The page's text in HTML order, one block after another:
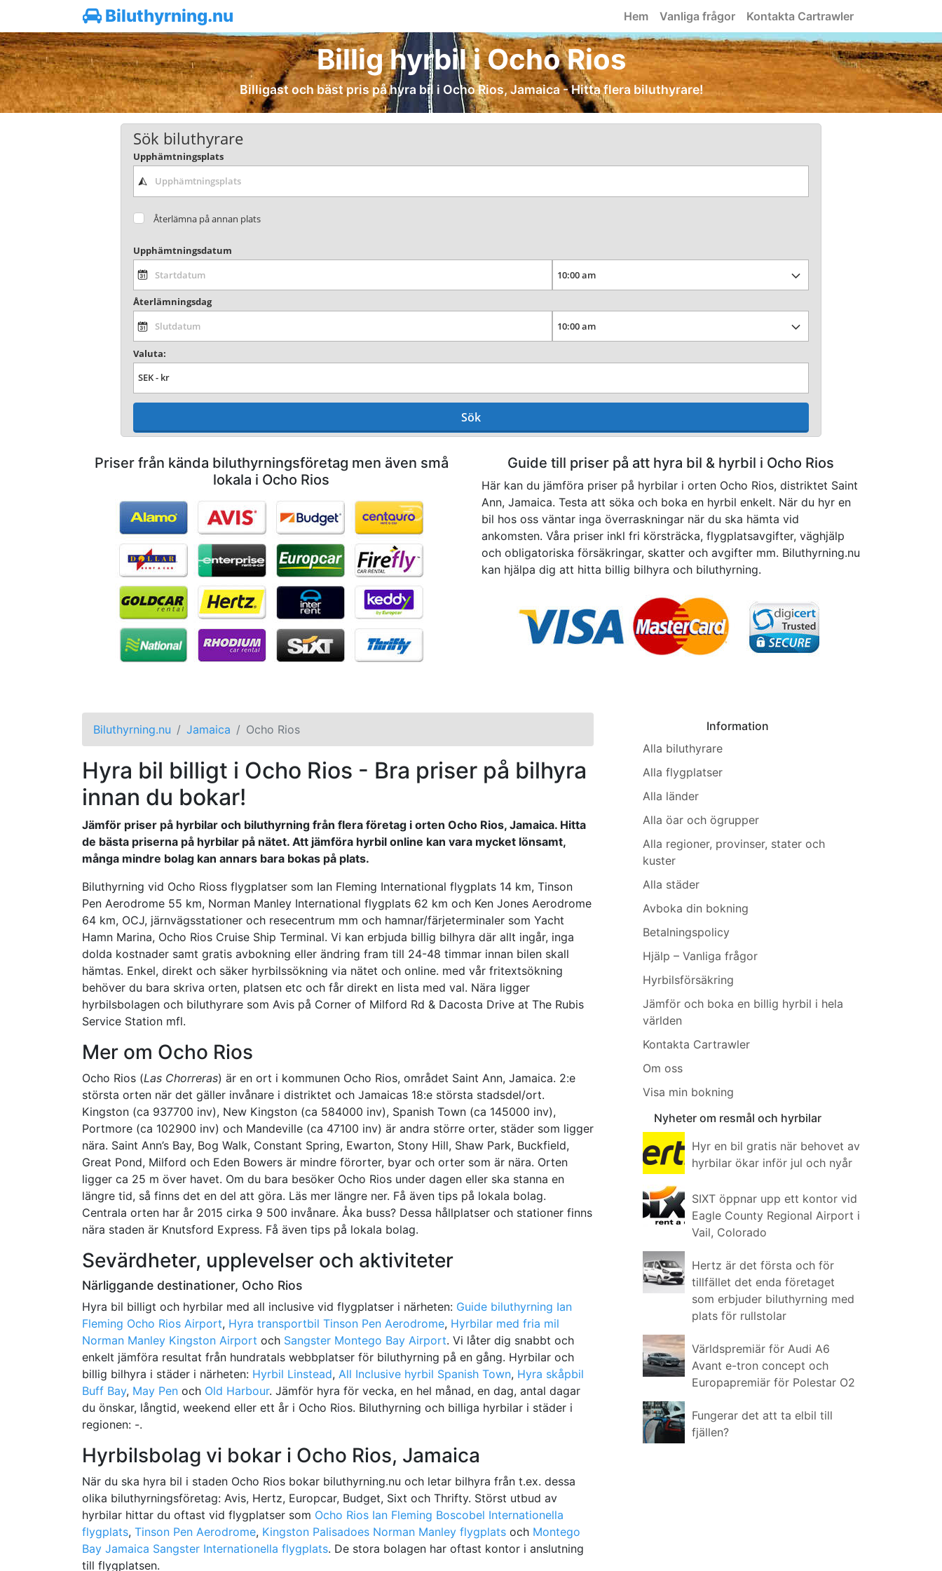
Biluthyrning.nu Hem Vanliga frågor Kontakta Cartrawler
Billig hyrbil i Ocho Rios
Billigast och bäst pris på hyra bil i Ocho Rios, Jamaica - Hitta flera biluthyrare!
Sök biluthyrare
Upphämtningsplats
Återlämna på annan plats
Upphämtningsdatum
Återlämningsdag
Valuta:
Sök
Priser från kända biluthyrningsföretag men även små
lokala i Ocho Rios
Guide till priser på att hyra bil & hyrbil i Ocho Rios
Här kan du jämföra priser på hyrbilar i orten Ocho Rios, distriktet Saint
Ann, Jamaica. Testa att söka och boka en hyrbil enkelt. När du hyr en
bil hos oss väntar inga överraskningar när du ska hämta vid
ankomsten. Våra priser inkl fri körsträcka, flygplatsavgifter, väghjälp
och obligatoriska försäkringar, skatter och avgifter mm. Biluthyrning.nu
kan hjälpa dig att hitta billig bilhyra och biluthyrning.
Biluthyrning.nu Jamaica Ocho Rios
Hyra bil billigt i Ocho Rios - Bra priser på bilhyra
innan du bokar!
Jämför priser på hyrbilar och biluthyrning från flera företag i orten Ocho Rios, Jamaica. Hitta
de bästa priserna på hyrbilar på nätet. Att jämföra hyrbil online kan vara mycket lönsamt,
många mindre bolag kan annars bara bokas på plats.
Biluthyrning vid Ocho Rioss flygplatser som Ian Fleming International flygplats 14 km, Tinson
Pen Aerodrome 55 km, Norman Manley International flygplats 62 km och Ken Jones Aerodrome
64 km, OCJ, järnvägsstationer och resecentrum mm och hamnar/färjeterminaler som Yacht
Hamn Marina, Ocho Rios Cruise Ship Terminal. Vi kan erbjuda billig bilhyra där allt ingår, inga
dolda kostnader samt gratis avbokning eller ändring fram till 24-48 timmar innan bilen skall
hämtas. Enkel, direkt och säker hyrbilssökning via nätet och online. med vår fritextsökning
behöver du bara skriva orten, platsen etc och får direkt en lista med val. Nära ligger
hyrbilsbolagen och biluthyrare som Avis på Corner of Milford Rd & Dacosta Drive at The Rubis
Service Station mfl.
Mer om Ocho Rios
Ocho Rios (Las Chorreras) är en ort i kommunen Ocho Rios, området Saint Ann, Jamaica. 2:e
största orten när det gäller invånare i distriktet och Jamaicas 18:e största stadsdel/ort.
Kingston (ca 937700 inv), New Kingston (ca 584000 inv), Spanish Town (ca 145000 inv),
Portmore (ca 102900 inv) och Mandeville (ca 47100 inv) är andra större orter, städer som ligger
nära. Saint Ann’s Bay, Bog Walk, Constant Spring, Ewarton, Stony Hill, Shaw Park, Buckfield,
Great Pond, Milford och Eden Bowers är mindre förorter, byar och orter som är nära. Orten
ligger ca 25 m över havet. Om du bara besöker Ocho Rios under dagen eller ska stanna en
längre tid, så finns det en del att göra. Läs mer längre ner. Få även tips på lokala bolag.
Centrala orten har år 2015 cirka 9 500 invånare. Åka buss? Dessa hållplatser och stationer finns
nära staden är Knutsford Express. Få även tips på lokala bolag.
Sevärdheter, upplevelser och aktiviteter
Närliggande destinationer, Ocho Rios
Hyra bil billigt och hyrbilar med all inclusive vid flygplatser i närheten: Guide biluthyrning Ian
Fleming Ocho Rios Airport, Hyra transportbil Tinson Pen Aerodrome, Hyrbilar med fria mil
Norman Manley Kingston Airport och Sangster Montego Bay Airport. Vi låter dig snabbt och
enkelt jämföra resultat från hundratals webbplatser för biluthyrning på en gång. Hyrbilar och
billig bilhyra i städer i närheten: Hyrbil Linstead, All Inclusive hyrbil Spanish Town, Hyra skåpbil
Buff Bay, May Pen och Old Harbour. Jämför hyra för vecka, en hel månad, en dag, antal dagar
du önskar, långtid, weekend eller ett år i Ocho Rios. Biluthyrning och billiga hyrbilar i städer i
regionen: -.
Hyrbilsbolag vi bokar i Ocho Rios, Jamaica
När du ska hyra bil i staden Ocho Rios bokar biluthyrning.nu och letar bilhyra från t.ex. dessa
olika biluthyrningsföretag: Avis, Hertz, Europcar, Budget, Sixt och Thrifty. Störst utbud av
hyrbilar hittar du oftast vid flygplatser som Ocho Rios Ian Fleming Boscobel Internationella
flygplats, Tinson Pen Aerodrome, Kingston Palisadoes Norman Manley flygplats och Montego
Bay Jamaica Sangster Internationella flygplats. De stora bolagen har oftast kontor i anslutning
till flygplatsen.
Information
Alla biluthyrare
Alla flygplatser
Alla länder
Alla öar och ögrupper
Alla regioner, provinser, stater och
kuster
Alla städer
Avboka din bokning
Betalningspolicy
Hjälp – Vanliga frågor
Hyrbilsförsäkring
Jämför och boka en billig hyrbil i hela
världen
Kontakta Cartrawler
Om oss
Visa min bokning
Nyheter om resmål och hyrbilar
Hyr en bil gratis när behovet av
hyrbilar ökar inför jul och nyår
SIXT öppnar upp ett kontor vid
Eagle County Regional Airport i
Vail, Colorado
Hertz är det första och för
tillfället det enda företaget
som erbjuder biluthyrning med
plats för rullstolar
Världspremiär för Audi A6
Avant e-tron concept och
Europapremiär för Polestar O2
Fungerar det att ta elbil till
fjällen?